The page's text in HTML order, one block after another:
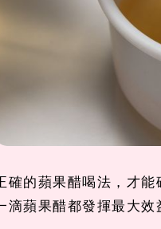
的蘋果醋喝法，才
蘋果醋都發揮最大效